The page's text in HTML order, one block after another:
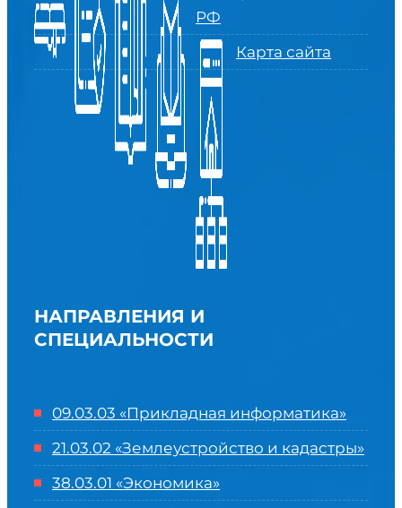
РФ
Карта сайта
НАПРАВЛЕНИЯ И
СПЕЦИАЛЬНОСТИ
09.03.03 «Прикладная информатика»
21.03.02 «Землеустройство и кадастры»
38.03.01 «Экономика»